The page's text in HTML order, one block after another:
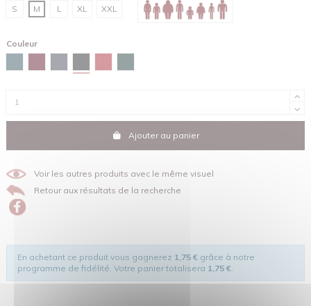
S
M L XL XXL
Couleur
Ajouter au panier
Voir les autres produits avec le même visuel
Retour aux résultats de la recherche
En achetant ce produit vous gagnerez 1,75 € grâce à notre
programme de fidélité. Votre panier totalisera 1,75 €